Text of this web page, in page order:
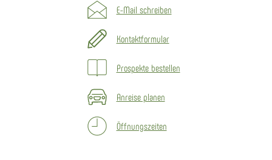
E-Mail schreiben
Kontaktformular
Prospekte bestellen
Anreise planen
Öffnungszeiten